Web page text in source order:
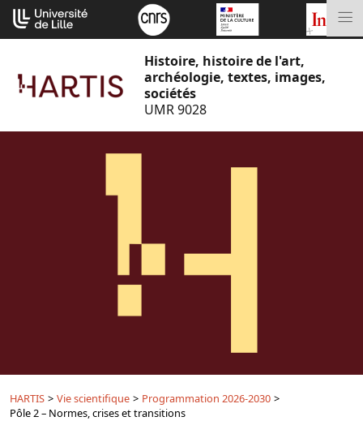
Aller
au
contenu
Histoire, histoire de l'art,
archéologie, textes, images,
sociétés
UMR 9028
HARTIS > Vie scientifique > Programmation 2026-2030 >
Pôle 2 – Normes, crises et transitions
Cookies management panel